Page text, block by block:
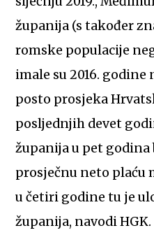
županija (s također
romske populacije
imale su 2016. godine
posto prosjeka
posljednjih devet
županija u pet
prosječnu neto plaću
u četiri godine tu je
županija, navodi HGK.